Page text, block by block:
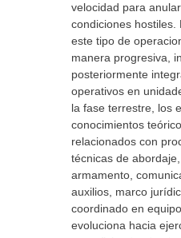
velocidad para
condiciones hostiles.
este tipo de
manera progresiva,
posteriormente
operativos en
la fase terrestre, los
conocimientos
relacionados con
técnicas de
armamento,
auxilios, marco
coordinado en
evoluciona hacia